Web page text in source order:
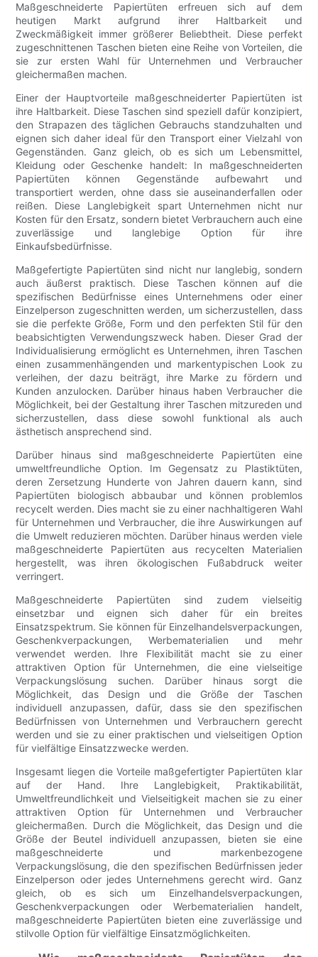
Maßgeschneiderte Papiertüten erfreuen sich auf dem
heutigen Markt aufgrund ihrer Haltbarkeit und
Zweckmäßigkeit immer größerer Beliebtheit. Diese perfekt
zugeschnittenen Taschen bieten eine Reihe von Vorteilen, die
sie zur ersten Wahl für Unternehmen und Verbraucher
gleichermaßen machen.
Einer der Hauptvorteile maßgeschneiderter Papiertüten ist
ihre Haltbarkeit. Diese Taschen sind speziell dafür konzipiert,
den Strapazen des täglichen Gebrauchs standzuhalten und
eignen sich daher ideal für den Transport einer Vielzahl von
Gegenständen. Ganz gleich, ob es sich um Lebensmittel,
Kleidung oder Geschenke handelt: In maßgeschneiderten
Papiertüten können Gegenstände aufbewahrt und
transportiert werden, ohne dass sie auseinanderfallen oder
reißen. Diese Langlebigkeit spart Unternehmen nicht nur
Kosten für den Ersatz, sondern bietet Verbrauchern auch eine
zuverlässige und langlebige Option für ihre
Einkaufsbedürfnisse.
Maßgefertigte Papiertüten sind nicht nur langlebig, sondern
auch äußerst praktisch. Diese Taschen können auf die
spezifischen Bedürfnisse eines Unternehmens oder einer
Einzelperson zugeschnitten werden, um sicherzustellen, dass
sie die perfekte Größe, Form und den perfekten Stil für den
beabsichtigten Verwendungszweck haben. Dieser Grad der
Individualisierung ermöglicht es Unternehmen, ihren Taschen
einen zusammenhängenden und markentypischen Look zu
verleihen, der dazu beiträgt, ihre Marke zu fördern und
Kunden anzulocken. Darüber hinaus haben Verbraucher die
Möglichkeit, bei der Gestaltung ihrer Taschen mitzureden und
sicherzustellen, dass diese sowohl funktional als auch
ästhetisch ansprechend sind.
Darüber hinaus sind maßgeschneiderte Papiertüten eine
umweltfreundliche Option. Im Gegensatz zu Plastiktüten,
deren Zersetzung Hunderte von Jahren dauern kann, sind
Papiertüten biologisch abbaubar und können problemlos
recycelt werden. Dies macht sie zu einer nachhaltigeren Wahl
für Unternehmen und Verbraucher, die ihre Auswirkungen auf
die Umwelt reduzieren möchten. Darüber hinaus werden viele
maßgeschneiderte Papiertüten aus recycelten Materialien
hergestellt, was ihren ökologischen Fußabdruck weiter
verringert.
Maßgeschneiderte Papiertüten sind zudem vielseitig
einsetzbar und eignen sich daher für ein breites
Einsatzspektrum. Sie können für Einzelhandelsverpackungen,
Geschenkverpackungen, Werbematerialien und mehr
verwendet werden. Ihre Flexibilität macht sie zu einer
attraktiven Option für Unternehmen, die eine vielseitige
Verpackungslösung suchen. Darüber hinaus sorgt die
Möglichkeit, das Design und die Größe der Taschen
individuell anzupassen, dafür, dass sie den spezifischen
Bedürfnissen von Unternehmen und Verbrauchern gerecht
werden und sie zu einer praktischen und vielseitigen Option
für vielfältige Einsatzzwecke werden.
Insgesamt liegen die Vorteile maßgefertigter Papiertüten klar
auf der Hand. Ihre Langlebigkeit, Praktikabilität,
Umweltfreundlichkeit und Vielseitigkeit machen sie zu einer
attraktiven Option für Unternehmen und Verbraucher
gleichermaßen. Durch die Möglichkeit, das Design und die
Größe der Beutel individuell anzupassen, bieten sie eine
maßgeschneiderte und markenbezogene
Verpackungslösung, die den spezifischen Bedürfnissen jeder
Einzelperson oder jedes Unternehmens gerecht wird. Ganz
gleich, ob es sich um Einzelhandelsverpackungen,
Geschenkverpackungen oder Werbematerialien handelt,
maßgeschneiderte Papiertüten bieten eine zuverlässige und
stilvolle Option für vielfältige Einsatzmöglichkeiten.